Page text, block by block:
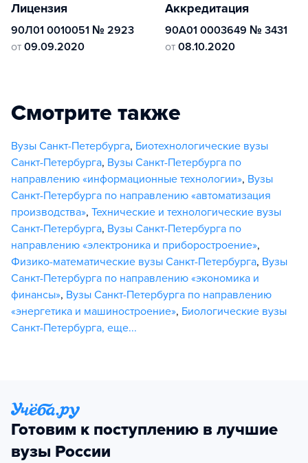
Лицензия
90Л01 0010051 № 2923
от 09.09.2020
Аккредитация
90А01 0003649 № 3431
от 08.10.2020
Смотрите также
Вузы Санкт-Петербурга, Биотехнологические вузы
Санкт-Петербурга, Вузы Санкт-Петербурга по
направлению «информационные технологии», Вузы
Санкт-Петербурга по направлению «автоматизация
производства», Технические и технологические вузы
Санкт-Петербурга, Вузы Санкт-Петербурга по
направлению «электроника и приборостроение»,
Физико-математические вузы Санкт-Петербурга, Вузы
Санкт-Петербурга по направлению «экономика и
финансы», Вузы Санкт-Петербурга по направлению
«энергетика и машиностроение», Биологические вузы
Санкт-Петербурга, еще...
Готовим к поступлению в лучшие
вузы России